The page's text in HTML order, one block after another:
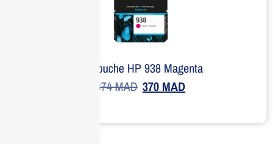
Cartouche HP 938 Magenta
374MAD 370 MAD